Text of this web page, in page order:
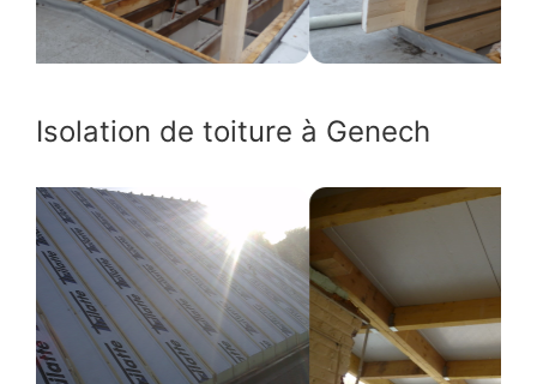
Isolation de toiture à Genech